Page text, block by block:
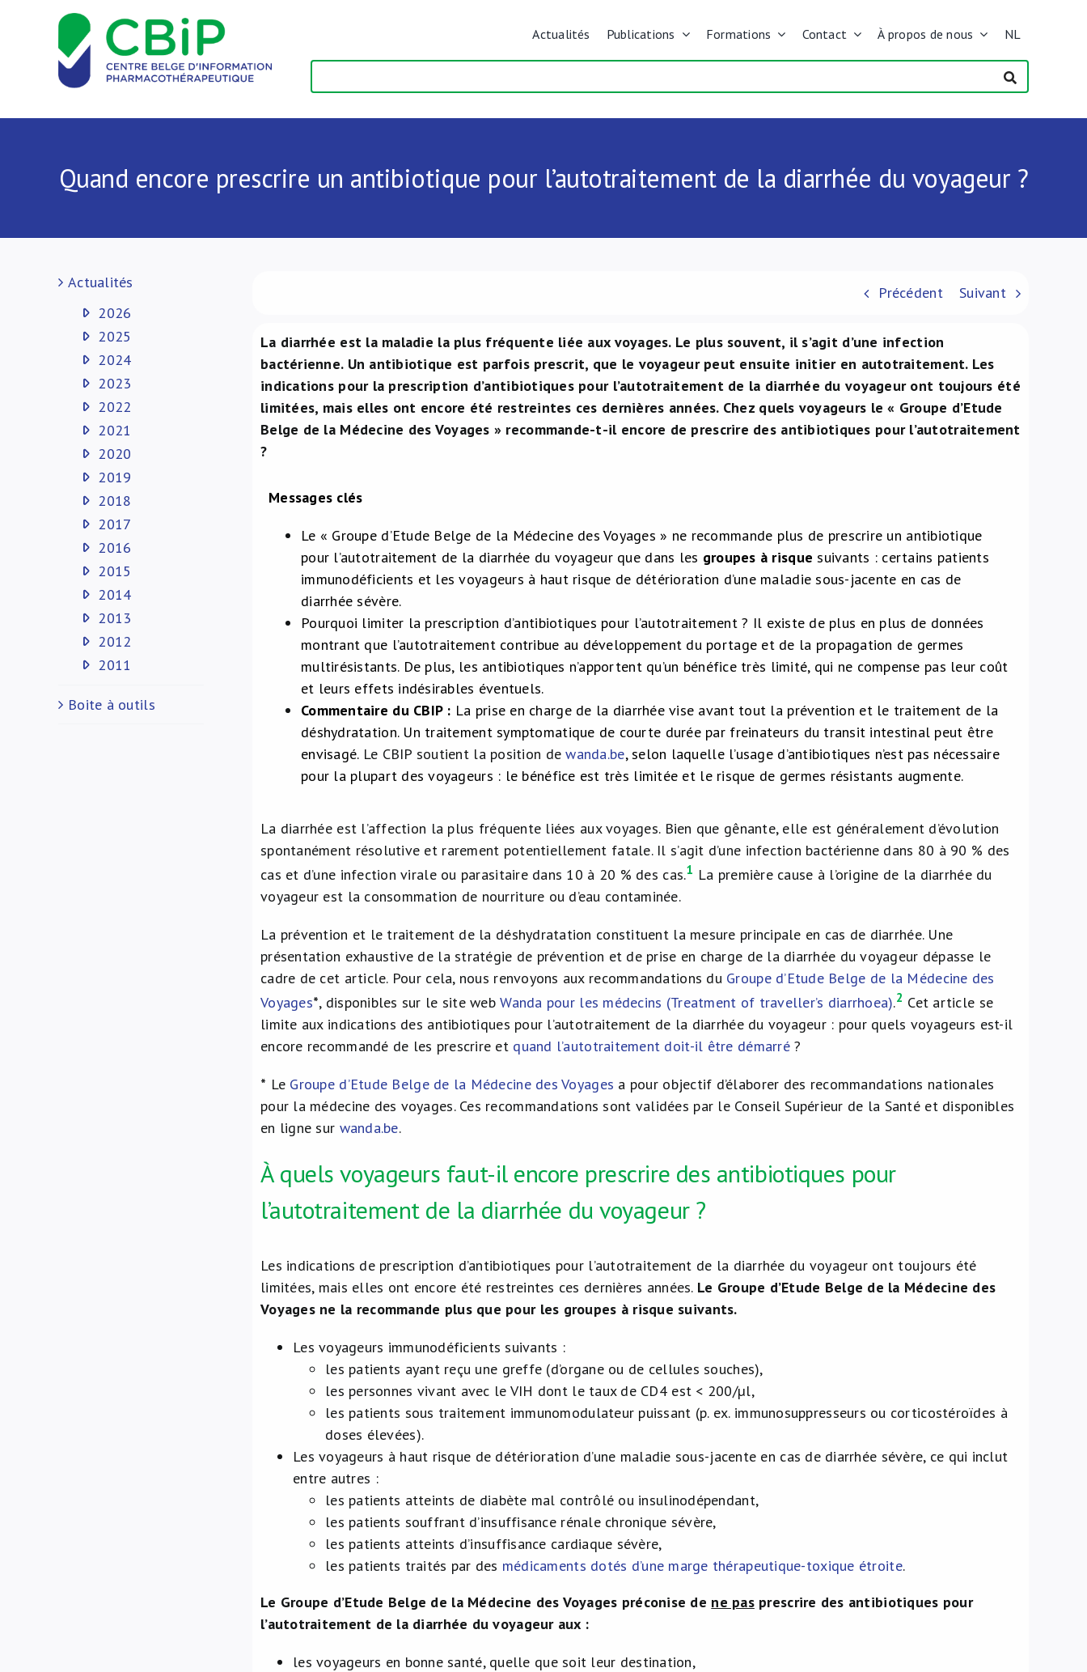
Actualités Publications Formations Contact À propos de nous NL
Quand encore prescrire un antibiotique pour l’autotraitement de la diarrhée du voyageur ?
Précédent Suivant
La diarrhée est la maladie la plus fréquente liée aux voyages. Le plus souvent, il s’agit d’une infection
bactérienne. Un antibiotique est parfois prescrit, que le voyageur peut ensuite initier en autotraitement. Les
indications pour la prescription d’antibiotiques pour l’autotraitement de la diarrhée du voyageur ont toujours été
limitées, mais elles ont encore été restreintes ces dernières années. Chez quels voyageurs le « Groupe d’Etude
Belge de la Médecine des Voyages » recommande-t-il encore de prescrire des antibiotiques pour l’autotraitement
?
Messages clés
Le « Groupe d’Etude Belge de la Médecine des Voyages » ne recommande plus de prescrire un antibiotique
pour l’autotraitement de la diarrhée du voyageur que dans les groupes à risque suivants : certains patients
immunodéficients et les voyageurs à haut risque de détérioration d’une maladie sous-jacente en cas de
diarrhée sévère.
Pourquoi limiter la prescription d’antibiotiques pour l’autotraitement ? Il existe de plus en plus de données
montrant que l’autotraitement contribue au développement du portage et de la propagation de germes
multirésistants. De plus, les antibiotiques n’apportent qu’un bénéfice très limité, qui ne compense pas leur coût
et leurs effets indésirables éventuels.
Commentaire du CBIP : La prise en charge de la diarrhée vise avant tout la prévention et le traitement de la
déshydratation. Un traitement symptomatique de courte durée par freinateurs du transit intestinal peut être
envisagé. Le CBIP soutient la position dewanda.be, selon laquelle l’usage d’antibiotiques n’est pas nécessaire
pour la plupart des voyageurs : le bénéfice est très limitée et le risque de germes résistants augmente.
La diarrhée est l’affection la plus fréquente liées aux voyages. Bien que gênante, elle est généralement d’évolution
spontanément résolutive et rarement potentiellement fatale. Il s’agit d’une infection bactérienne dans 80 à 90 % des
cas et d’une infection virale ou parasitaire dans 10 à 20 % des cas.1 La première cause à l’origine de la diarrhée du
voyageur est la consommation de nourriture ou d’eau contaminée.
La prévention et le traitement de la déshydratation constituent la mesure principale en cas de diarrhée. Une
présentation exhaustive de la stratégie de prévention et de prise en charge de la diarrhée du voyageur dépasse le
cadre de cet article. Pour cela, nous renvoyons aux recommandations du Groupe d’Etude Belge de la Médecine des
Voyages*, disponibles sur le site webWanda pour les médecins (Treatment of traveller’s diarrhoea).2 Cet article se
limite aux indications des antibiotiques pour l’autotraitement de la diarrhée du voyageur : pour quels voyageurs est-il
encore recommandé de les prescrire et quand l’autotraitement doit-il être démarré?
* Le Groupe d’Etude Belge de la Médecine des Voyages a pour objectif d’élaborer des recommandations nationales
pour la médecine des voyages. Ces recommandations sont validées par le Conseil Supérieur de la Santé et disponibles
en ligne sur wanda.be.
À quels voyageurs faut-il encore prescrire des antibiotiques pour
l’autotraitement de la diarrhée du voyageur ?
Les indications de prescription d’antibiotiques pour l’autotraitement de la diarrhée du voyageur ont toujours été
limitées, mais elles ont encore été restreintes ces dernières années. Le Groupe d’Etude Belge de la Médecine des
Voyages ne la recommande plus que pour les groupes à risque suivants.
Les voyageurs immunodéficients suivants :
les patients ayant reçu une greffe (d’organe ou de cellules souches),
les personnes vivant avec le VIH dont le taux de CD4 est < 200/µl,
les patients sous traitement immunomodulateur puissant (p. ex. immunosuppresseurs ou corticostéroïdes à
doses élevées).
Les voyageurs à haut risque de détérioration d’une maladie sous-jacente en cas de diarrhée sévère, ce qui inclut
entre autres :
les patients atteints de diabète mal contrôlé ou insulinodépendant,
les patients souffrant d’insuffisance rénale chronique sévère,
les patients atteints d’insuffisance cardiaque sévère,
les patients traités par des médicaments dotés d’une marge thérapeutique-toxique étroite.
Le Groupe d’Etude Belge de la Médecine des Voyages préconise de ne pasprescrire des antibiotiques pour
l’autotraitement de la diarrhée du voyageur aux :
les voyageurs en bonne santé, quelle que soit leur destination,
Actualités
2026
2025
2024
2023
2022
2021
2020
2019
2018
2017
2016
2015
2014
2013
2012
2011
Boite à outils